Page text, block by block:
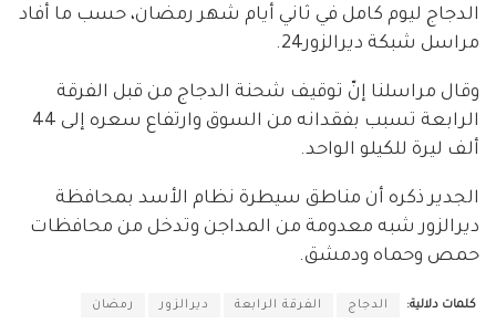
الدجاج ليوم كامل في ثاني أيام شهر رمضان، حسب ما أفاد
مراسل شبكة ديرالزور24.
وقال مراسلنا إنّ توقيف شحنة الدجاج من قبل الفرقة
الرابعة تسبب بفقدانه من السوق وارتفاع سعره إلى 44
ألف ليرة للكيلو الواحد.
الجدير ذكره أن مناطق سيطرة نظام الأسد بمحافظة
ديرالزور شبه معدومة من المداجن وتدخل من محافظات
حمص وحماه ودمشق.
كلمات دلالية: الدجاج الفرقة الرابعة ديرالزور رمضان